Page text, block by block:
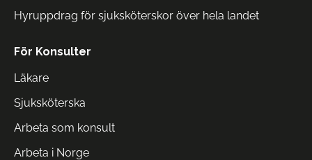
Hyruppdrag för sjuksköterskor över hela landet
För Konsulter
Läkare
Sjuksköterska
Arbeta som konsult
Arbeta i Norge